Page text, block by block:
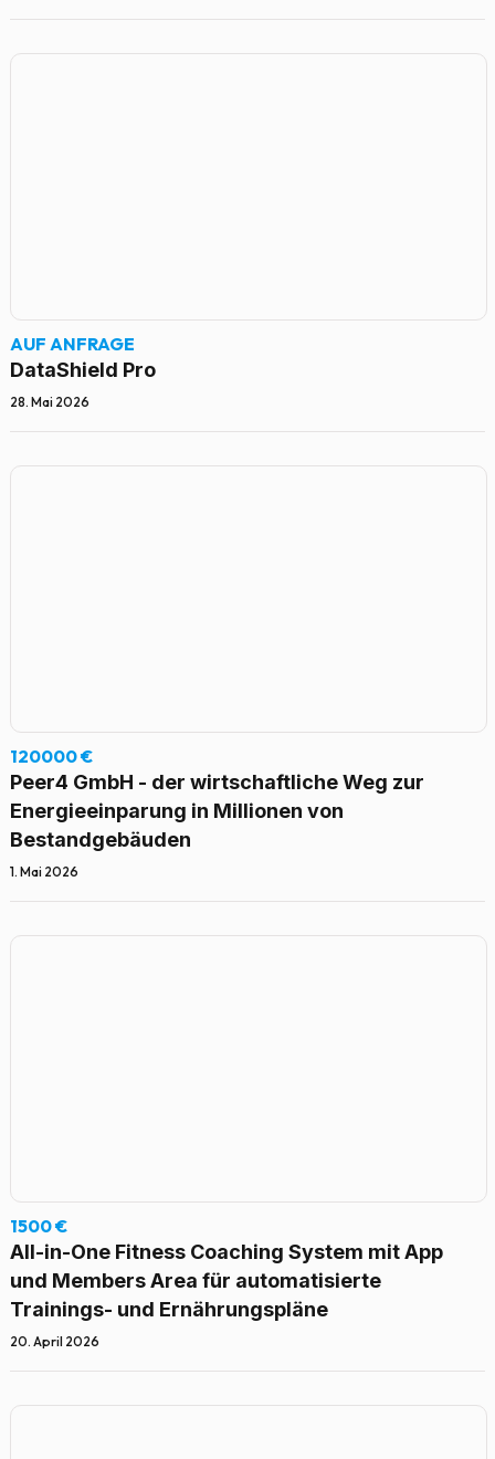
AUF ANFRAGE
DataShield Pro
28. Mai 2026
120000 €
Peer4 GmbH - der wirtschaftliche Weg zur
Energieeinparung in Millionen von
Bestandgebäuden
1. Mai 2026
1500 €
All-in-One Fitness Coaching System mit App
und Members Area für automatisierte
Trainings- und Ernährungspläne
20. April 2026